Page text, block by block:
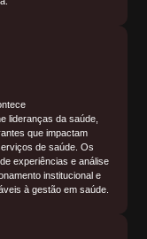
lideranças da saúde,
que impactam
de saúde. Os
experiências e análise
institucional e
à gestão em saúde.